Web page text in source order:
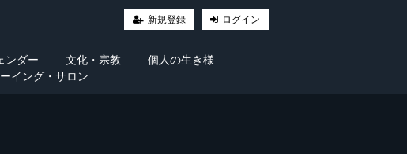
新規登録 ログイン
ンダー 文化・宗教
個人の生き様
イング・サロン